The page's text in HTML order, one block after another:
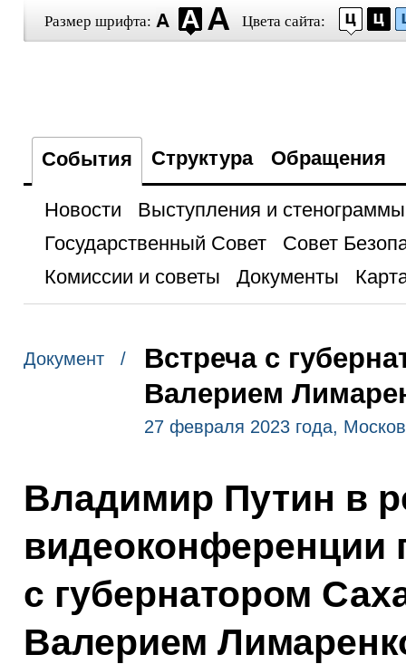
Размер шрифта: Цвета сайта:
События Структура Обращения
Новости
Выступления и стенограммы
Государственный Совет
Совет
Комиссии и советы
Документы
Документ /
Встреча с
Валерием
27 февраля 2023 года,
Владимир Путин в
видеоконференции
с губернатором
Валерием